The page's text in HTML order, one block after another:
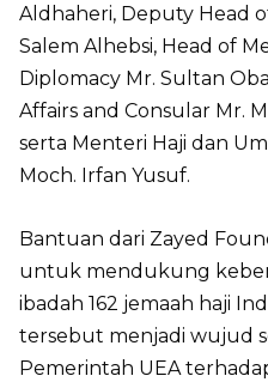
Aldhaheri, Deputy Head
Salem Alhebsi, Head of
Diplomacy Mr. Sultan
Affairs and Consular Mr.
serta Menteri Haji dan
Moch. Irfan Yusuf.
Bantuan dari Zayed
untuk mendukung
ibadah 162 jemaah haji
tersebut menjadi wujud
Pemerintah UEA